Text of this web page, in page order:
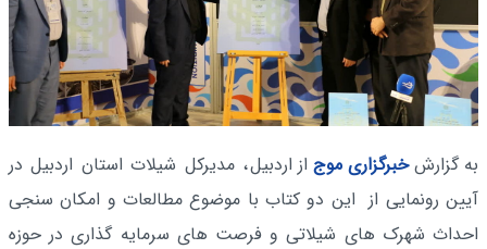
به گزارشخبرگزاری موج از اردبیل، مدیرکل شیلات استان اردبیل در
آیین رونمایی از این دو کتاب با موضوع مطالعات و امکان سنجی
احداث شهرک های شیلاتی و فرصت های سرمایه گذاری در حوزه